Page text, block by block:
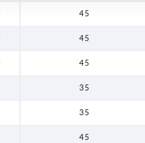
45
45
45
35
35
45